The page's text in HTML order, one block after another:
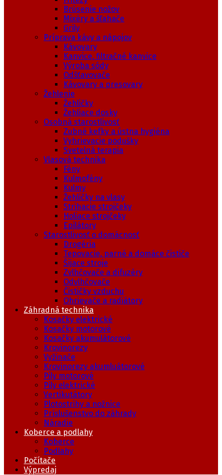
Brúsenie nožov
Mixéry a šľahače
Grily
Príprava kávy a nápojov
Kávovary
Kanvice, filtračné kanvice
Výroba sódy
Odšťavovače
Kávovary a presovary
Žehlenie
Žehličky
Žehliace dosky
Osobná starostlivosť
Zubné kefky a ústna hygiéna
Vyhrievacie podušky
Svetelná terapia
Vlasová technika
Fény
Kulmofény
Kulmy
Žehličky na vlasy
Strihacie strojčeky
Holiace strojčeky
Epilátory
Starostlivosť o domácnosť
Drogéria
Tepovacie, parné a domáce čističe
Šijace stroje
Zvlhčovače a difuzéry
Odvlhčovače
Čističky vzduchu
Ohrievače a radiátory
Záhradná technika
Kosačky elektrické
Kosačky motorové
Kosačky akumulátorové
Krovinorezy
Vyžinače
Krovinorezy akumluátorové
Pily motorové
Pily elektrické
Vertikutátory
Plotostrihy a nožnice
Príslušenstvo do záhrady
Náradie
Koberce a podlahy
Koberce
Podlahy
Počítače
Výpredaj